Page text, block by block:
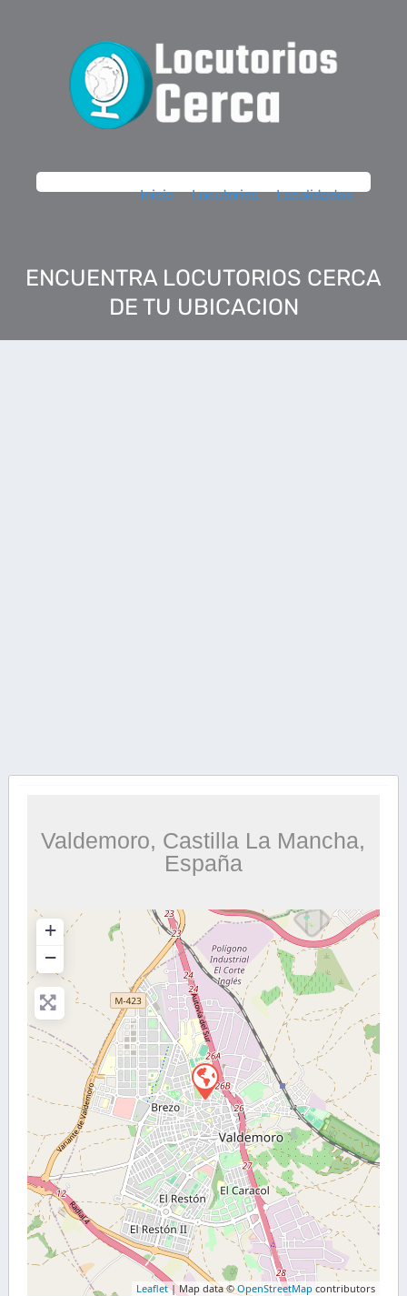
Inicio Locutorios Localidades
ENCUENTRA LOCUTORIOS CERCA
DE TU UBICACION
Valdemoro, Castilla La Mancha,
España
+
−
Leaflet| Map data ©OpenStreetMap contributors